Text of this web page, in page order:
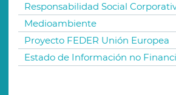
Responsabilidad Social
Medioambiente
Proyecto FEDER Unión Europea
Estado de Información no